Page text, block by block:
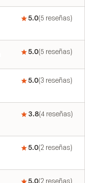
5.0(5 reseñas)
5.0(5 reseñas)
5.0(3 reseñas)
3.8(4 reseñas)
5.0(2 reseñas)
5.0(2 reseñas)